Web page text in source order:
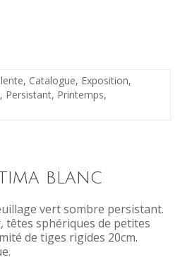
, Catalogue, Exposition,
, Persistant, Printemps,
blanc
vert sombre persistant.
têtes sphériques de petites
de tiges rigides 20cm.